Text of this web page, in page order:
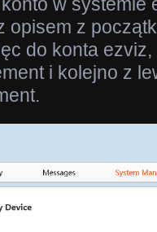
opisem z
do konta
i kolejno z